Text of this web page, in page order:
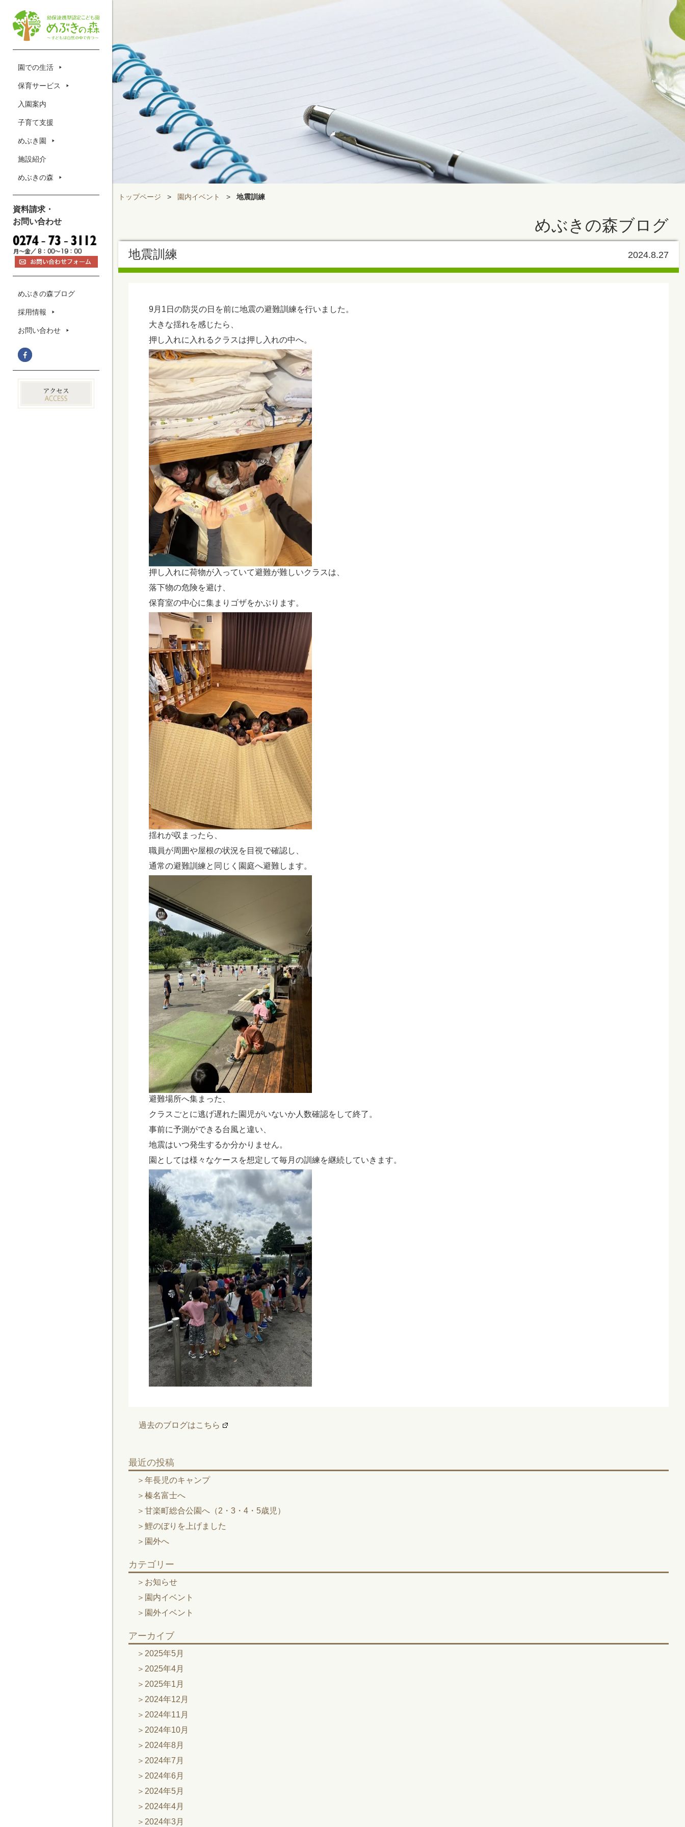
園での生活
保育サービス
入園案内
子育て支援
めぶき園
施設紹介
めぶきの森
資料請求・
お問い合わせ
めぶきの森ブログ
採用情報
お問い合わせ
トップページ > 園内イベント > 地震訓練
めぶきの森ブログ
地震訓練 2024.8.27
9月1日の防災の日を前に地震の避難訓練を行いました。
大きな揺れを感じたら、
押し入れに入れるクラスは押し入れの中へ。
押し入れに荷物が入っていて避難が難しいクラスは、
落下物の危険を避け、
保育室の中心に集まりゴザをかぶります。
揺れが収まったら、
職員が周囲や屋根の状況を目視で確認し、
通常の避難訓練と同じく園庭へ避難します。
避難場所へ集まった、
クラスごとに逃げ遅れた園児がいないか人数確認をして終了。
事前に予測ができる台風と違い、
地震はいつ発生するか分かりません。
園としては様々なケースを想定して毎月の訓練を継続していきます。
過去のブログはこちら
最近の投稿
年長児のキャンプ
榛名富士へ
甘楽町総合公園へ（2・3・4・5歳児）
鯉のぼりを上げました
園外へ
カテゴリー
お知らせ
園内イベント
園外イベント
アーカイブ
2025年5月
2025年4月
2025年1月
2024年12月
2024年11月
2024年10月
2024年8月
2024年7月
2024年6月
2024年5月
2024年4月
2024年3月